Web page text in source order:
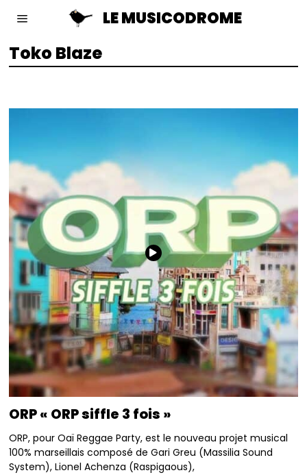
LE MUSICODROME
Toko Blaze
ORP « ORP siffle 3 fois »
ORP, pour Oaï Reggae Party, est le nouveau projet musical
100% marseillais composé de Gari Greu (Massilia Sound
System), Lionel Achenza (Raspigaous),